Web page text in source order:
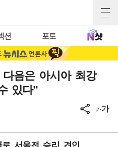
션 포토
음은 아시아 최강
있다"
가가